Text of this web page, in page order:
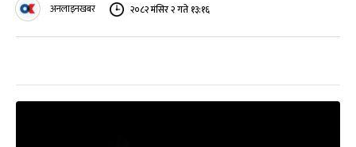
अनलाइनखबर २०८२ मंसिर २ गते १३:१६